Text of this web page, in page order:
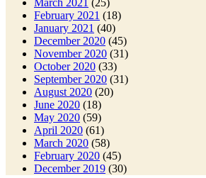
February 2021 (18)
January 2021 (40)
December 2020 (45)
November 2020 (31)
October 2020 (33)
September 2020 (31)
August 2020 (20)
June 2020 (18)
May 2020 (59)
April 2020 (61)
March 2020 (58)
February 2020 (45)
December 2019 (30)